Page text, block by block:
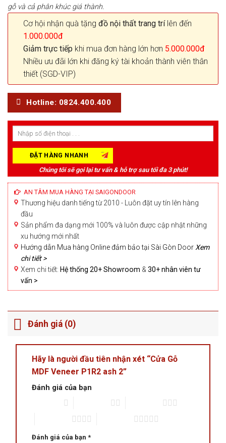
gỗ và cả phân khúc giá thành.
Cơ hội nhận quà tặng đồ nội thất trang trílên đến
1.000.000đ
Giảm trực tiếp khi mua đơn hàng lớn hơn 5.000.000đ
Nhiều ưu đãi lớn khi đăng ký tài khoản thành viên thân
thiết (SGD-VIP)
Hotline: 0824.400.400
Chúng tôi sẽ gọi lại tư vấn & hỗ trợ sau tối đa 3 phút!
AN TÂM MUA HÀNG TẠI SAIGONDOOR
Thương hiệu danh tiếng từ 2010 - Luôn đặt uy tín lên hàng
đầu
Sản phẩm đa dạng mới 100% và luôn được cập nhật những
xu hướng mới nhất
Hướng dẫn Mua hàng Online đảm bảo tại Sài Gòn Door Xem
chi tiết >
Xem chi tiết: Hệ thống 20+ Showroom & 30+ nhân viên tư
vấn >
Đánh giá (0)
Hãy là người đầu tiên nhận xét “Cửa Gỗ
MDF Veneer P1R2 ash 2”
Đánh giá của bạn
Đánh giá của bạn *